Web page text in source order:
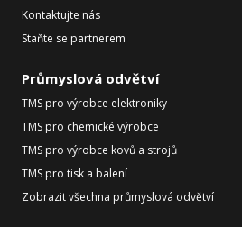
Kontaktujte nás
Staňte se partnerem
Průmyslová odvětví
TMS pro výrobce elektroniky
TMS pro chemické výrobce
TMS pro výrobce kovů a strojů
TMS pro tisk a balení
Zobrazit všechna průmyslová odvětví